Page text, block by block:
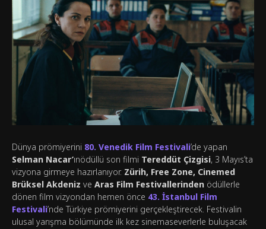
Dünya prömiyerini 80. Venedik Film Festivali’de yapan
Selman Nacar’ınödüllü son filmi Tereddüt Çizgisi, 3 Mayıs’ta
vizyona girmeye hazırlanıyor. Zürih, Free Zone, Cinemed
Brüksel Akdeniz ve Aras Film Festivallerinden ödüllerle
dönen film vizyondan hemen önce 43. İstanbul Film
Festivali’nde Türkiye prömiyerini gerçekleştirecek. Festivalin
ulusal yarışma bölümünde ilk kez sinemaseverlerle buluşacak